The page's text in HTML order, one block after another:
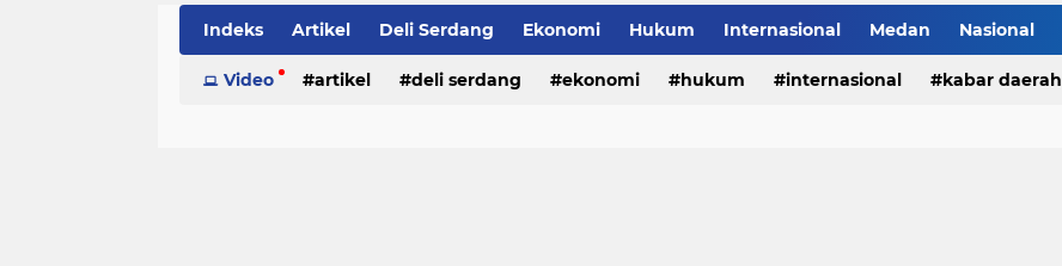
Indeks Artikel Deli Serdang Ekonomi Hukum Internasional Medan Nasional
Simalungun Sumatera Utara Tebing Tinggi
Video artikel deli serdang ekonomi hukum internasional kabar daerah